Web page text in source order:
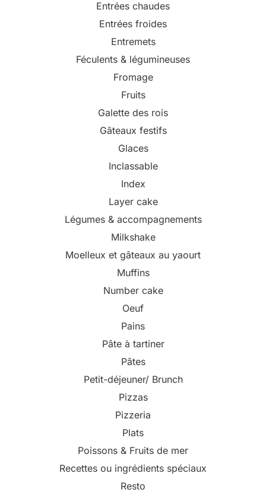
Entrées chaudes
Entrées froides
Entremets
Féculents & légumineuses
Fromage
Fruits
Galette des rois
Gâteaux festifs
Glaces
Inclassable
Index
Layer cake
Légumes & accompagnements
Milkshake
Moelleux et gâteaux au yaourt
Muffins
Number cake
Oeuf
Pains
Pâte à tartiner
Pâtes
Petit-déjeuner/ Brunch
Pizzas
Pizzeria
Plats
Poissons & Fruits de mer
Recettes ou ingrédients spéciaux
Resto